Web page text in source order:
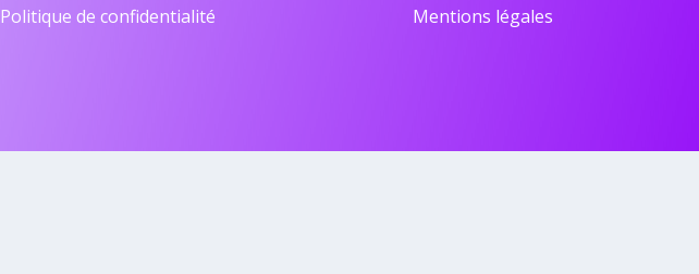
Politique de confidentialité Mentions légales